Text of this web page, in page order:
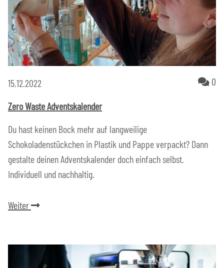
15.12.2022 0
Zero Waste Adventskalender
Du hast keinen Bock mehr auf langweilige
Schokoladenstückchen in Plastik und Pappe verpackt? Dann
gestalte deinen Adventskalender doch einfach selbst.
Individuell und nachhaltig.
Weiter